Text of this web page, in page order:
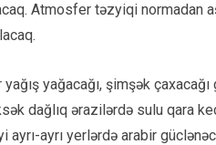
Atmosfer təzyiqi normadan
yağacağı, şimşək çaxacağı
dağlıq ərazilərdə sulu qara
ayrı yerlərdə arabir